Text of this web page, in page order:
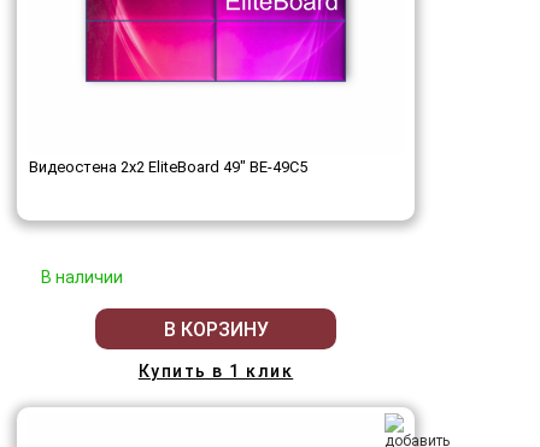
Видеостена 2x2 EliteBoard 49" BE-49C5
В наличии
В КОРЗИНУ
Купить в 1 клик